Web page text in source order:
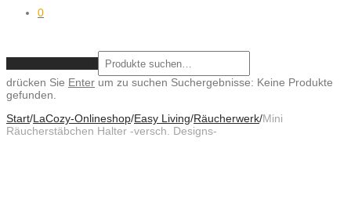
0
drücken Sie Enter um zu suchen Suchergebnisse: Keine Produkte
gefunden.
Start/LaCozy-Onlineshop/Easy Living/Räucherwerk/Mini
Räucherstäbchen Halter -versch. Designs-